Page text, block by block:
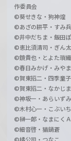
作委員会
©葵せきな・狗神煌
©あざの耕平・すみ
©井中だちま・飯田ぽ
©恵比須清司・ぎん
©鏡貴也・とよた瑣織
©春日みかげ・みや
©賀東招二・四季童子
©賀東招二・なかじ
©神坂一・あらいず
©木村心一・こぶい
©榊一郎・なまにく
©細音啓・猫鍋蒼
©橘公司・つなこ